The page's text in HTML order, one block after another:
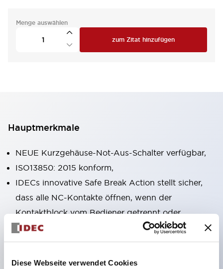
Diese Webseite verwendet Cookies
Menge auswählen
zum Zitat hinzufügen
Hauptmerkmale
NEUE Kurzgehäuse-Not-Aus-Schalter verfügbar,
ISO13850: 2015 konform,
IDECs innovative Safe Break Action stellt sicher,
dass alle NC-Kontakte öffnen, wenn der
Kontaktblock vom Bediener getrennt oder
beschädigt wird,
Pushlock-Dreh-Reset und Push-Pull-